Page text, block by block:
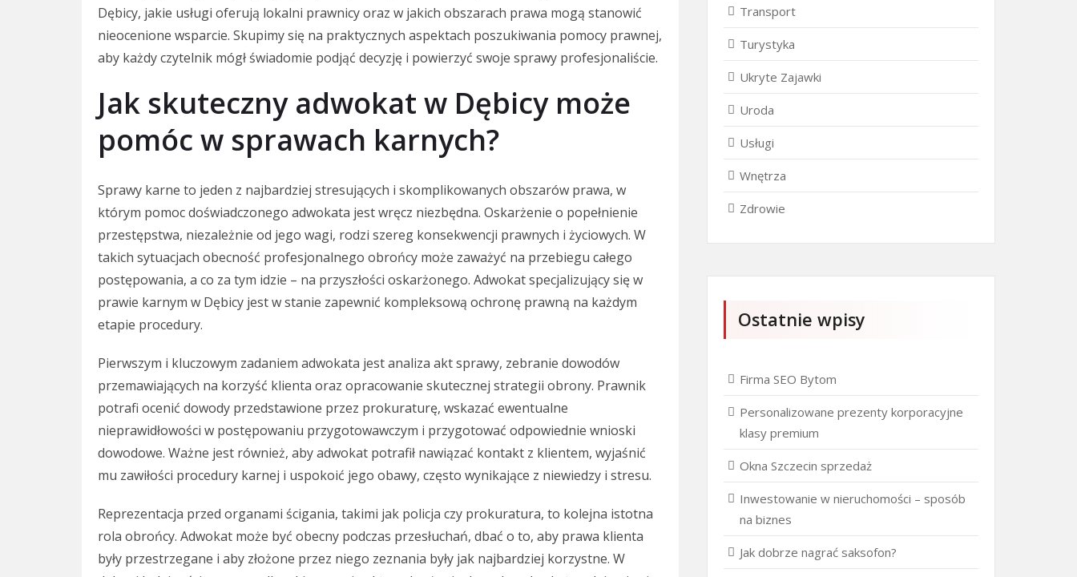
Dębicy, jakie usługi oferują lokalni prawnicy oraz w jakich obszarach prawa mogą stanowić
nieocenione wsparcie. Skupimy się na praktycznych aspektach poszukiwania pomocy prawnej,
aby każdy czytelnik mógł świadomie podjąć decyzję i powierzyć swoje sprawy profesjonaliście.
Jak skuteczny adwokat w Dębicy może
pomóc w sprawach karnych?
Sprawy karne to jeden z najbardziej stresujących i skomplikowanych obszarów prawa, w
którym pomoc doświadczonego adwokata jest wręcz niezbędna. Oskarżenie o popełnienie
przestępstwa, niezależnie od jego wagi, rodzi szereg konsekwencji prawnych i życiowych. W
takich sytuacjach obecność profesjonalnego obrońcy może zaważyć na przebiegu całego
postępowania, a co za tym idzie – na przyszłości oskarżonego. Adwokat specjalizujący się w
prawie karnym w Dębicy jest w stanie zapewnić kompleksową ochronę prawną na każdym
etapie procedury.
Pierwszym i kluczowym zadaniem adwokata jest analiza akt sprawy, zebranie dowodów
przemawiających na korzyść klienta oraz opracowanie skutecznej strategii obrony. Prawnik
potrafi ocenić dowody przedstawione przez prokuraturę, wskazać ewentualne
nieprawidłowości w postępowaniu przygotowawczym i przygotować odpowiednie wnioski
dowodowe. Ważne jest również, aby adwokat potrafił nawiązać kontakt z klientem, wyjaśnić
mu zawiłości procedury karnej i uspokoić jego obawy, często wynikające z niewiedzy i stresu.
Reprezentacja przed organami ścigania, takimi jak policja czy prokuratura, to kolejna istotna
rola obrońcy. Adwokat może być obecny podczas przesłuchań, dbać o to, aby prawa klienta
były przestrzegane i aby złożone przez niego zeznania były jak najbardziej korzystne. W
Transport
Turystyka
Ukryte Zajawki
Uroda
Usługi
Wnętrza
Zdrowie
Ostatnie wpisy
Firma SEO Bytom
Personalizowane prezenty korporacyjne
klasy premium
Okna Szczecin sprzedaż
Inwestowanie w nieruchomości – sposób
na biznes
Jak dobrze nagrać saksofon?